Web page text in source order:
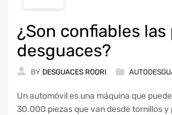
¿Son confiables las
desguaces?
BY DESGUACES RODRI
Un automóvil es una máquina que
30.000 piezas que van desde tornillos